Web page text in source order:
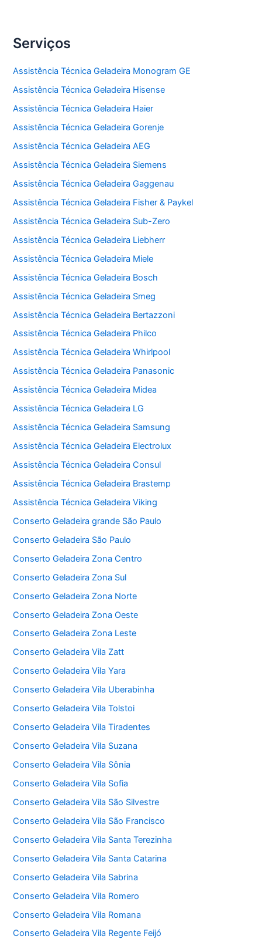
Serviços
Assistência Técnica Geladeira Monogram GE
Assistência Técnica Geladeira Hisense
Assistência Técnica Geladeira Haier
Assistência Técnica Geladeira Gorenje
Assistência Técnica Geladeira AEG
Assistência Técnica Geladeira Siemens
Assistência Técnica Geladeira Gaggenau
Assistência Técnica Geladeira Fisher & Paykel
Assistência Técnica Geladeira Sub-Zero
Assistência Técnica Geladeira Liebherr
Assistência Técnica Geladeira Miele
Assistência Técnica Geladeira Bosch
Assistência Técnica Geladeira Smeg
Assistência Técnica Geladeira Bertazzoni
Assistência Técnica Geladeira Philco
Assistência Técnica Geladeira Whirlpool
Assistência Técnica Geladeira Panasonic
Assistência Técnica Geladeira Midea
Assistência Técnica Geladeira LG
Assistência Técnica Geladeira Samsung
Assistência Técnica Geladeira Electrolux
Assistência Técnica Geladeira Consul
Assistência Técnica Geladeira Brastemp
Assistência Técnica Geladeira Viking
Conserto Geladeira grande São Paulo
Conserto Geladeira São Paulo
Conserto Geladeira Zona Centro
Conserto Geladeira Zona Sul
Conserto Geladeira Zona Norte
Conserto Geladeira Zona Oeste
Conserto Geladeira Zona Leste
Conserto Geladeira Vila Zatt
Conserto Geladeira Vila Yara
Conserto Geladeira Vila Uberabinha
Conserto Geladeira Vila Tolstoi
Conserto Geladeira Vila Tiradentes
Conserto Geladeira Vila Suzana
Conserto Geladeira Vila Sônia
Conserto Geladeira Vila Sofia
Conserto Geladeira Vila São Silvestre
Conserto Geladeira Vila São Francisco
Conserto Geladeira Vila Santa Terezinha
Conserto Geladeira Vila Santa Catarina
Conserto Geladeira Vila Sabrina
Conserto Geladeira Vila Romero
Conserto Geladeira Vila Romana
Conserto Geladeira Vila Regente Feijó